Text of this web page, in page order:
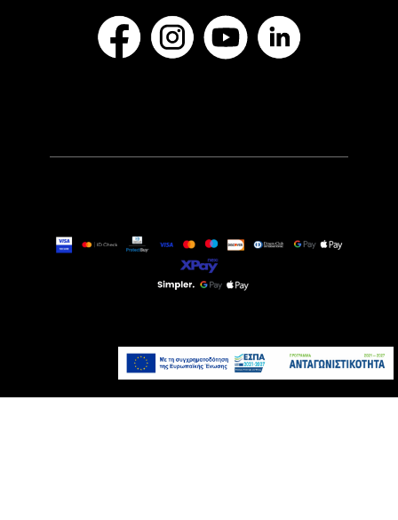
Προσθήκη στο καλάθι